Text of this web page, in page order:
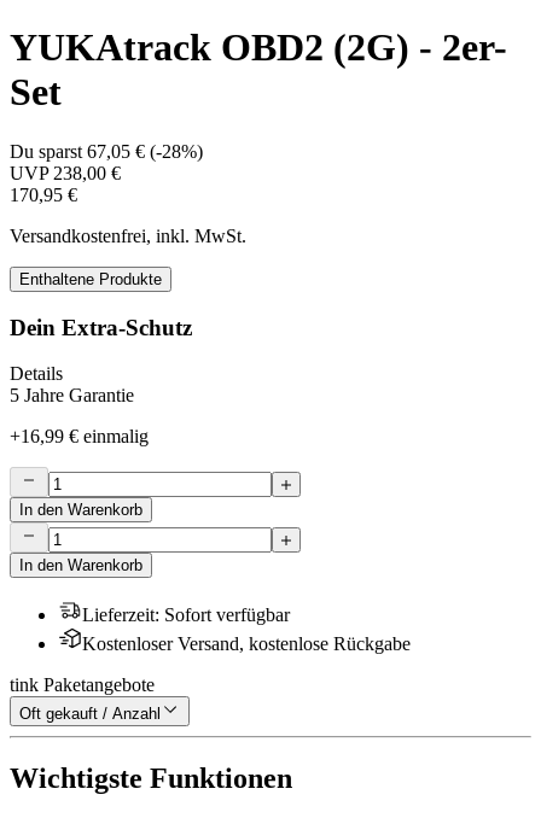
YUKAtrack OBD2 (2G) - 2er-
Set
Du sparst 67,05 € (-28%)
UVP 238,00 €
170,95 €
Versandkostenfrei, inkl. MwSt.
Enthaltene Produkte
Dein Extra-Schutz
Details
5 Jahre Garantie
+16,99 € einmalig
In den Warenkorb
In den Warenkorb
Lieferzeit: Sofort verfügbar
Kostenloser Versand, kostenlose Rückgabe
tink Paketangebote
Oft gekauft / Anzahl
Wichtigste Funktionen